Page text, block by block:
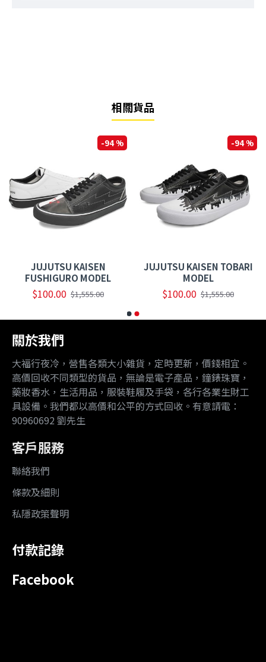
相關貨品
-94 %
JUJUTSU KAISEN
FUSHIGURO MODEL
$100.00 $1,555.00
-94 %
JUJUTSU KAISEN TOBARI
MODEL
$100.00 $1,555.00
關於我們
大福行夜冷，營售各類大小雜貨，定時更新，價錢相宜。
高價回收不同類型的貨品，無論是電子產品，鐘錶珠寶，
藥妝香水，生活用品，服裝鞋履及手袋，各行各業生財工
具設備。我們都以高價和公平的方式回收。有意請電：
90960692 劉先生
客戶服務
聯絡我們
條款及細則
私隱政策聲明
付款記錄
Facebook